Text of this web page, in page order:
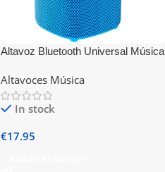
Altavoz Bluetooth Universal Música
Altavoces Música
In stock
€17.95